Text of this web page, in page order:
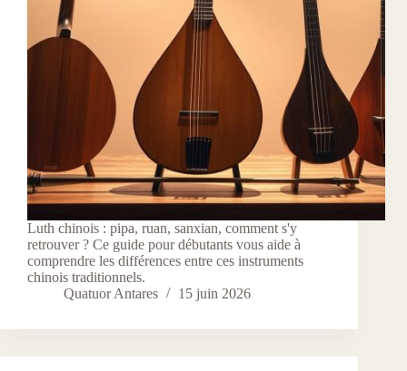
Luth chinois : pipa, ruan, sanxian, comment s'y
retrouver ? Ce guide pour débutants vous aide à
comprendre les différences entre ces instruments
chinois traditionnels.
Quatuor Antares
15 juin 2026